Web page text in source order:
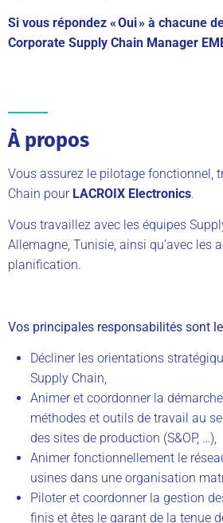
Si vous répondez « Oui » à chacune
Corporate Supply Chain Manager
À propos
Vous assurez le pilotage fonctionnel,
Chain pour LACROIX Electronics.
Vous travaillez avec les équipes
Allemagne, Tunisie, ainsi qu’avec les
planification.
Vos principales responsabilités sont
Décliner les orientations
Supply Chain,
Animer et coordonner la
méthodes et outils de travail au
des sites de production (S&OP, …),
Animer fonctionnellement le
usines dans une organisation
Piloter et coordonner la gestion
finis et êtes le garant de la tenue